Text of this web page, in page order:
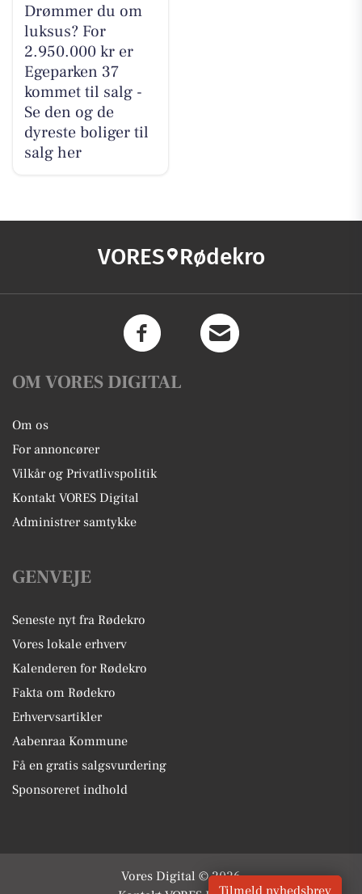
Drømmer du om
luksus? For
2.950.000 kr er
Egeparken 37
kommet til salg -
Se den og de
dyreste boliger til
salg her
VORES Rødekro
OM VORES DIGITAL
Om os
For annoncører
Vilkår og Privatlivspolitik
Kontakt VORES Digital
Administrer samtykke
GENVEJE
Seneste nyt fra Rødekro
Vores lokale erhverv
Kalenderen for Rødekro
Fakta om Rødekro
Erhvervsartikler
Aabenraa Kommune
Få en gratis salgsvurdering
Sponsoreret indhold
Vores Digital © 2026
Tilmeld nyhedsbrev